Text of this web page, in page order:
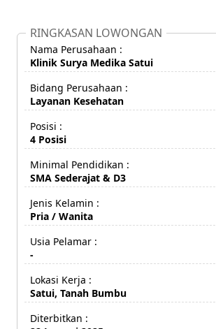
RINGKASAN LOWONGAN
Nama Perusahaan :
Klinik Surya Medika Satui
Bidang Perusahaan :
Layanan Kesehatan
Posisi :
4 Posisi
Minimal Pendidikan :
SMA Sederajat & D3
Jenis Kelamin :
Pria / Wanita
Usia Pelamar :
-
Lokasi Kerja :
Satui, Tanah Bumbu
Diterbitkan :